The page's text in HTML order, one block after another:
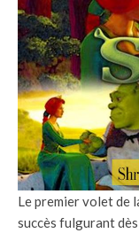
Le premier volet de
succès fulgurant